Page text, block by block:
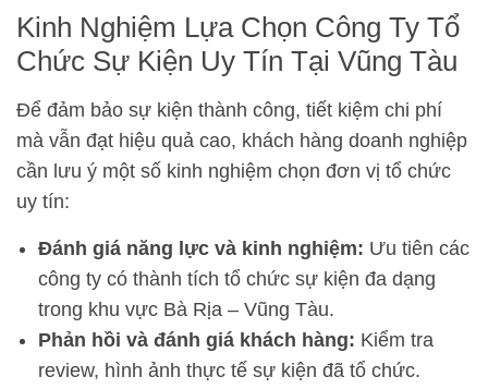
Kinh Nghiệm Lựa Chọn Công Ty Tổ
Chức Sự Kiện Uy Tín Tại Vũng Tàu
Để đảm bảo sự kiện thành công, tiết kiệm chi phí
mà vẫn đạt hiệu quả cao, khách hàng doanh nghiệp
cần lưu ý một số kinh nghiệm chọn đơn vị tổ chức
uy tín:
Đánh giá năng lực và kinh nghiệm: Ưu tiên các
công ty có thành tích tổ chức sự kiện đa dạng
trong khu vực Bà Rịa – Vũng Tàu.
Phản hồi và đánh giá khách hàng: Kiểm tra
review, hình ảnh thực tế sự kiện đã tổ chức.